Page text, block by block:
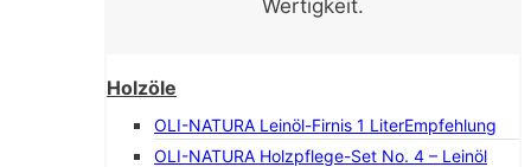
Wertigkeit.
Holzöle
OLI-NATURA Leinöl-Firnis 1 LiterEmpfehlung
OLI-NATURA Holzpflege-Set No. 4 – Leinöl